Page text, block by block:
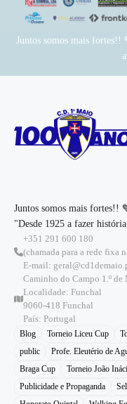
Juntos somos mais fortes!!
Juntos somos mais fortes!!
"Desde 1925 a fazer
+351 291 600 180
(chamada para a rede fixa
E-mail:
Caminho do Campo 1.º
Localidade: Funchal
9060-418 Funchal
País: Portugal
Blog Torneio Liceu Cup
public
Profe. Eleutério de
Braga Cup
Torneio João
Publicidade e Propaganda